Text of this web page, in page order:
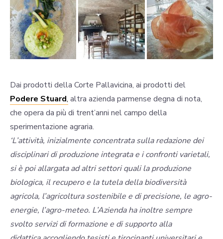
Dai prodotti della Corte Pallavicina, ai prodotti del
Podere Stuard, altra azienda parmense degna di nota,
che opera da più di trent’anni nel campo della
sperimentazione agraria.
‘L’attività, inizialmente concentrata sulla redazione dei
disciplinari di produzione integrata e i confronti varietali,
si è poi allargata ad altri settori quali la produzione
biologica, il recupero e la tutela della biodiversità
agricola, l’agricoltura sostenibile e di precisione, le agro-
energie, l’agro-meteo. L’Azienda ha inoltre sempre
svolto servizi di formazione e di supporto alla